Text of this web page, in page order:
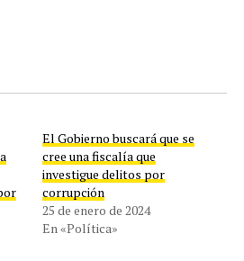
El Gobierno buscará que se
cree una fiscalía que
investigue delitos por
corrupción
25 de enero de 2024
En «Política»